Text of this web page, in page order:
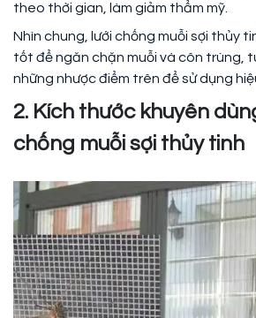
theo thời gian, làm giảm thẩm mỹ.
Nhìn chung, lưới chống muỗi sợi thủy
tốt để ngăn chặn muỗi và côn trùng,
những nhược điểm trên để sử dụng
2. Kích thước khuyên
chống muỗi sợi thủy tinh